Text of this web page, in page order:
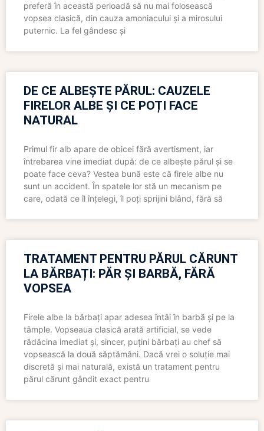
preferă în această perioadă să nu mai folosească
vopsea clasică, din cauza amoniacului și a mirosului
puternic. La fel gândesc și
DE CE ALBEȘTE PĂRUL: CAUZELE
FIRELOR ALBE ȘI CE POȚI FACE
NATURAL
Primul fir alb apare de obicei fără avertisment, iar
întrebarea vine imediat după: de ce albește părul și se
poate face ceva? Vestea bună este că firele albe nu
sunt un accident. În spatele lor stă un mecanism pe
care, odată ce îl înțelegi, îl poți sprijini blând, fără să
TRATAMENT PENTRU PĂRUL CĂRUNT
LA BĂRBAȚI: PĂR ȘI BARBĂ, FĂRĂ
VOPSEA
Firele albe la bărbați apar adesea întâi în barbă și pe la
tâmple. Vopseaua clasică arată artificial, se vede
rădăcina imediat și, sincer, puțini bărbați au chef să
vopsească la două săptămâni. Dacă vrei o soluție mai
discretă și mai naturală, există un tratament pentru
părul cărunt gândit exact pentru